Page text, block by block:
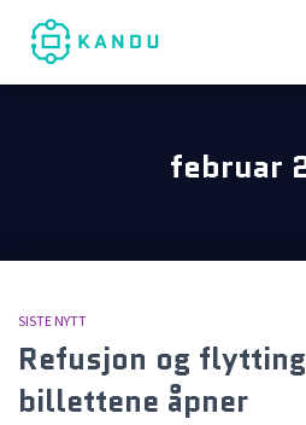
februar
SISTE NYTT
Refusjon og
billettene åpner